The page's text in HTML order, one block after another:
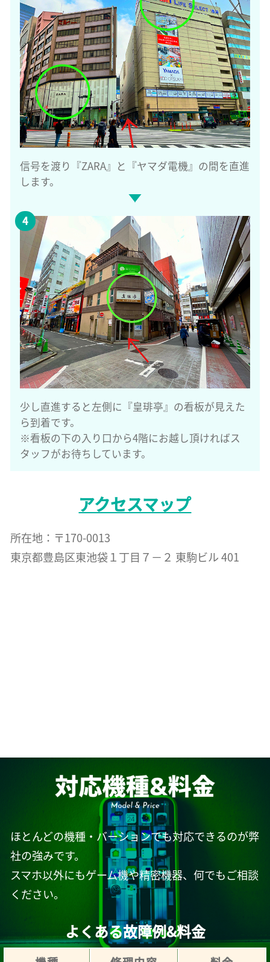
信号を渡り『ZARA』と『ヤマダ電機』の間を直進
します。
少し直進すると左側に『皇琲亭』の看板が見えた
ら到着です。
※看板の下の入り口から4階にお越し頂ければス
タッフがお待ちしています。
アクセスマップ
所在地：〒170-0013
東京都豊島区東池袋１丁目７−２ 東駒ビル 401
ほとんどの機種・バーションでも対応できるのが弊
社の強みです。
スマホ以外にもゲーム機や精密機器、何でもご相談
ください。
よくある故障例&料金